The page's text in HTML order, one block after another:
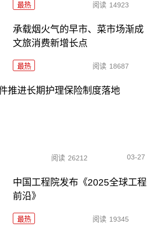
最热 阅读 14923
承载烟火气的早市、菜市场渐成
文旅消费新增长点
最热 阅读 18687
推进长期护理保险制度落地
阅读 26212 03-27
中国工程院发布《2025全球工程
前沿》
最热 阅读 19345